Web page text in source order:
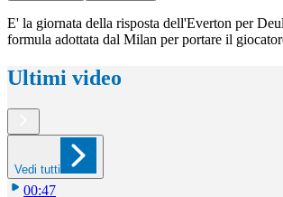
E' la giornata della risposta dell'Everton per
formula adottata dal Milan per portare il
Ultimi video
Vedi tutti
00:47